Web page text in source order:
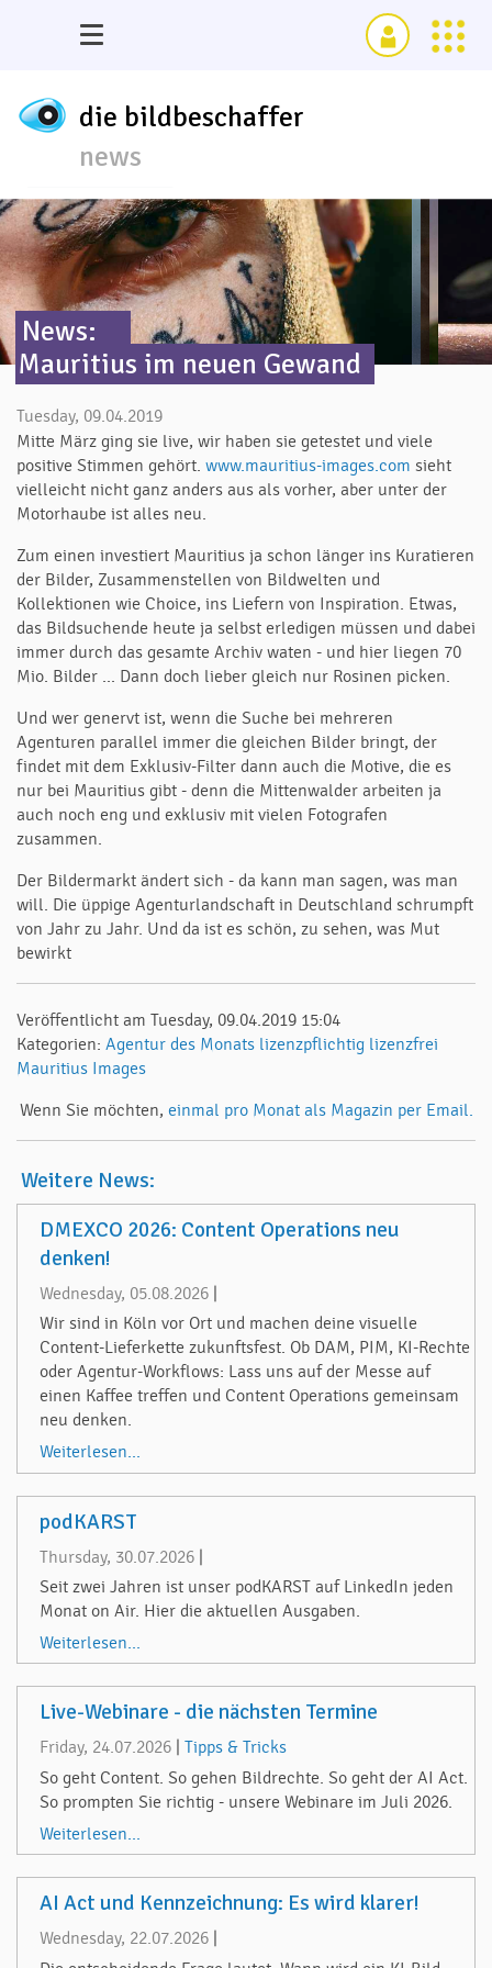
die bildbeschaffer
news
News:
Mauritius im neuen Gewand
Tuesday, 09.04.2019
Mitte März ging sie live, wir haben sie getestet und viele
positive Stimmen gehört. www.mauritius-images.com sieht
vielleicht nicht ganz anders aus als vorher, aber unter der
Motorhaube ist alles neu.
Zum einen investiert Mauritius ja schon länger ins Kuratieren
der Bilder, Zusammenstellen von Bildwelten und
Kollektionen wie Choice, ins Liefern von Inspiration. Etwas,
das Bildsuchende heute ja selbst erledigen müssen und dabei
immer durch das gesamte Archiv waten - und hier liegen 70
Mio. Bilder ... Dann doch lieber gleich nur Rosinen picken.
Und wer genervt ist, wenn die Suche bei mehreren
Agenturen parallel immer die gleichen Bilder bringt, der
findet mit dem Exklusiv-Filter dann auch die Motive, die es
nur bei Mauritius gibt - denn die Mittenwalder arbeiten ja
auch noch eng und exklusiv mit vielen Fotografen
zusammen.
Der Bildermarkt ändert sich - da kann man sagen, was man
will. Die üppige Agenturlandschaft in Deutschland schrumpft
von Jahr zu Jahr. Und da ist es schön, zu sehen, was Mut
bewirkt
Veröffentlicht am Tuesday, 09.04.2019 15:04
Kategorien: Agentur des Monats lizenzpflichtig lizenzfrei
Mauritius Images
Wenn Sie möchten, einmal pro Monat als Magazin per Email.
Weitere News:
DMEXCO 2026: Content Operations neu
denken!
Wednesday, 05.08.2026
Wir sind in Köln vor Ort und machen deine visuelle
Content-Lieferkette zukunftsfest. Ob DAM, PIM, KI-Rechte
oder Agentur-Workflows: Lass uns auf der Messe auf
einen Kaffee treffen und Content Operations gemeinsam
neu denken.
Weiterlesen...
podKARST
Thursday, 30.07.2026
Seit zwei Jahren ist unser podKARST auf LinkedIn jeden
Monat on Air. Hier die aktuellen Ausgaben.
Weiterlesen...
Live-Webinare - die nächsten Termine
Friday, 24.07.2026
Tipps & Tricks
So geht Content. So gehen Bildrechte. So geht der AI Act.
So prompten Sie richtig - unsere Webinare im Juli 2026.
Weiterlesen...
AI Act und Kennzeichnung: Es wird klarer!
Wednesday, 22.07.2026